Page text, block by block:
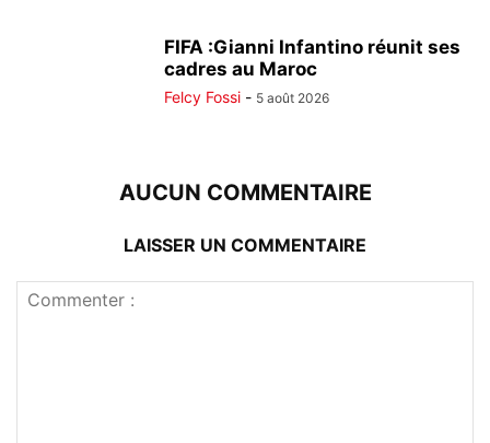
FIFA :Gianni Infantino réunit ses
cadres au Maroc
Felcy Fossi - 5 août 2026
AUCUN COMMENTAIRE
LAISSER UN COMMENTAIRE